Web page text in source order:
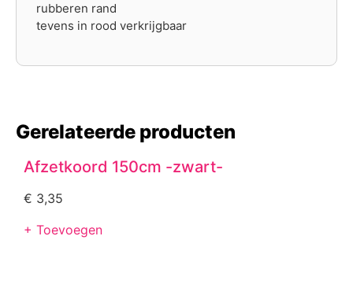
rubberen rand
tevens in rood verkrijgbaar
Gerelateerde producten
Afzetkoord 150cm -zwart-
€ 3,35
+ Toevoegen